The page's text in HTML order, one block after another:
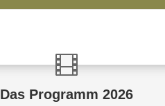
Das Programm 2026